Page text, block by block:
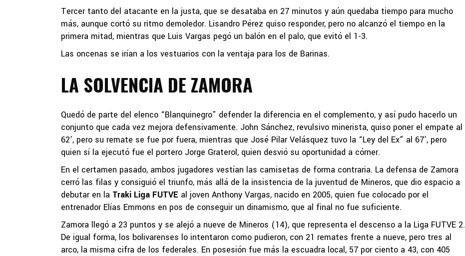
Tercer tanto del atacante en la justa, que se desataba en 27 minutos y aún quedaba tiempo para mucho
más, aunque cortó su ritmo demoledor. Lisandro Pérez quiso responder, pero no alcanzó el tiempo en la
primera mitad, mientras que Luis Vargas pegó un balón en el palo, que evitó el 1-3.
Las oncenas se irían a los vestuarios con la ventaja para los de Barinas.
LA SOLVENCIA DE ZAMORA
Quedó de parte del elenco “Blanquinegro” defender la diferencia en el complemento, y así pudo hacerlo un
conjunto que cada vez mejora defensivamente. John Sánchez, revulsivo minerista, quiso poner el empate al
62’, pero su remate se fue por fuera, mientras que José Pilar Velásquez tuvo la “Ley del Ex” al 67’, pero
quien sí la ejecutó fue el portero Jorge Graterol, quien desvió su oportunidad a córner.
En el certamen pasado, ambos jugadores vestían las camisetas de forma contraria. La defensa de Zamora
cerró las filas y consiguió el triunfo, más allá de la insistencia de la juventud de Mineros, que dio espacio a
debutar en la Traki Liga FUTVE al joven Anthony Vargas, nacido en 2005, quien fue colocado por el
entrenador Elías Emmons en pos de conseguir un dinamismo, que al final no fue suficiente.
Zamora llegó a 23 puntos y se alejó a nueve de Mineros (14), que representa el descenso a la Liga FUTVE 2.
De igual forma, los bolivarenses lo intentaron como pudieron, con 21 remates frente a nueve, pero tres al
arco, la misma cifra de los federales. En posesión fue más la escuadra local, 57 por ciento a 43, con 405